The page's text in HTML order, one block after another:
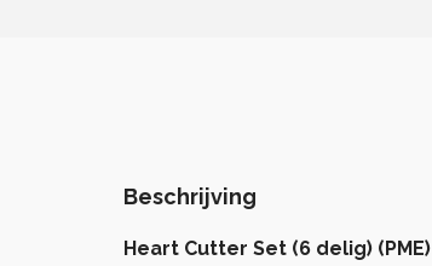
Beschrijving
Heart Cutter Set (6 delig) (PME)